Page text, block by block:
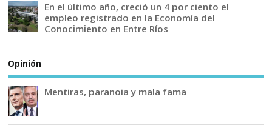
En el último año, creció un 4 por ciento el
empleo registrado en la Economía del
Conocimiento en Entre Ríos
Opinión
Mentiras, paranoia y mala fama